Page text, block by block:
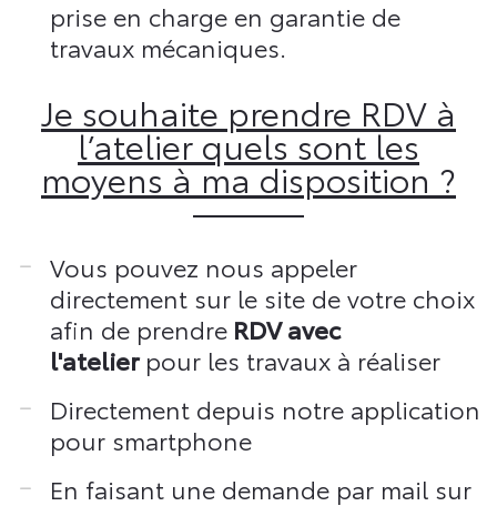
prise en charge en garantie de
travaux mécaniques.
Je souhaite prendre RDV à
l’atelier quels sont les
moyens à ma disposition ?
Vous pouvez nous appeler
directement sur le site de votre choix
afin de prendre RDV avec
l'atelierpour les travaux à réaliser
Directement depuis notre application
pour smartphone
En faisant une demande par mail sur